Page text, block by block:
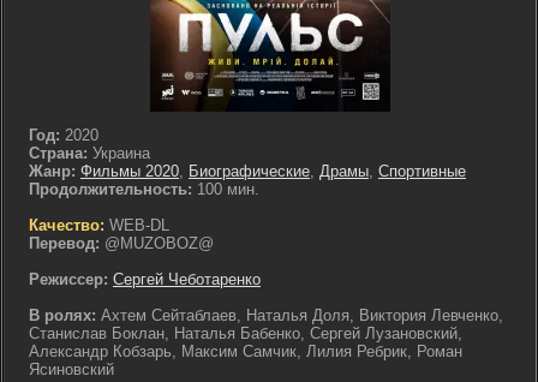
Год: 2020
Страна: Украина
Жанр: Фильмы 2020, Биографические, Драмы, Спортивные
Продолжительность: 100 мин.
Качество: WEB-DL
Перевод: @MUZOBOZ@
Режиссер: Сергей Чеботаренко
В ролях: Ахтем Сейтаблаев, Наталья Доля, Виктория Левченко,
Станислав Боклан, Наталья Бабенко, Сергей Лузановский,
Александр Кобзарь, Максим Самчик, Лилия Ребрик, Роман
Ясиновский